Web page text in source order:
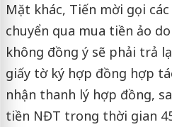
Mặt khác, Tiến mời gọi
chuyển qua mua tiền ảo
không đồng ý sẽ phải trả
giấy tờ ký hợp đồng hợp
nhận thanh lý hợp đồng,
tiền NĐT trong thời gian